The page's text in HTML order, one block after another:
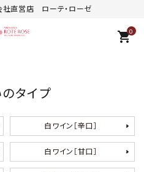
社直営店 ローテ・ローゼ
0
shopping_cart
タイプ
白ワイン［辛口］
白ワイン［甘口］